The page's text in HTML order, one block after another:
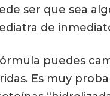
ser que sea
de
puedes
Es muy